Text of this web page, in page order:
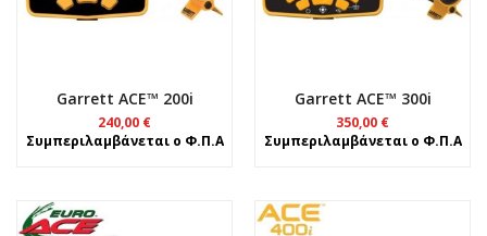
Garrett ACE™ 200i
240,00 €
Συμπεριλαμβάνεται ο Φ.Π.Α
Garrett ACE™ 300i
350,00 €
Συμπεριλαμβάνεται ο Φ.Π.Α